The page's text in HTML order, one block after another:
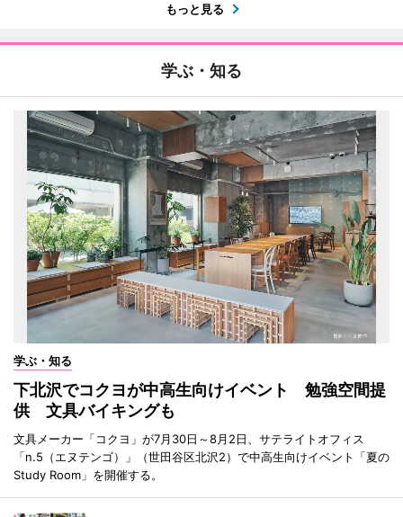
もっと見る
学ぶ・知る
学ぶ・知る
下北沢でコクヨが中高生向けイベント 勉強空間提
供 文具バイキングも
文具メーカー「コクヨ」が7月30日～8月2日、サテライトオフィス
「n.5（エヌテンゴ）」（世田谷区北沢2）で中高生向けイベント「夏の
Study Room」を開催する。